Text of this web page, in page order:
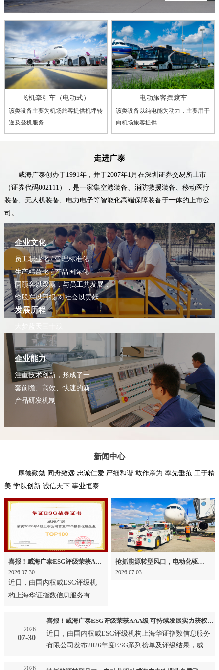
飞机牵引车（电动式）
该类设备主要为机场旅客提供机坪转
送及登机服务
电动旅客摆渡车
该类设备以纯电能为动力，主要用于
向机场旅客提供…
走进广泰
威海广泰创办于1991年，并于2007年1月在深圳证券交易所上市
（证券代码002111），是一家集空港装备、消防救援装备、移动医疗
装备、无人机装备、电力电子等智能化高端保障装备于一体的上市公
司。
企业文化
员工职业化 / 管理标准化
生产精益化 / 产品国际化
同顾客以双赢，与员工共发展，
给股东以回报 对社会以贡献
发展历程
拓新致远铸辉煌
企业能力
注重技术创新，形成了一
套前瞻、高效、快速的新
产品研发机制
新闻中心
厚德勤勉 同舟致远 忠诚仁爱 严细和谐 敢作亲为 率先垂范 工于精
美 学以创新 诚信天下 事业恒泰
喜报！威海广泰ESG评级荣获AAA级 可持续发展实力获权威认可
2026.07.30
近日，由国内权威ESG评级机
构上海华证指数信息服务有限
单及评级结果，威海广泰成
功…
抢抓能源转型风口，电动化驱动威海广泰欧洲业务腾飞
2026.07.03
2026
07-30
喜报！威海广泰ESG评级荣获AAA级 可持续发展实力获权威认可
近日，由国内权威ESG评级机构上海华证指数信息服务
有限公司发布2026年度ESG系列榜单及评级结果，威海
2026